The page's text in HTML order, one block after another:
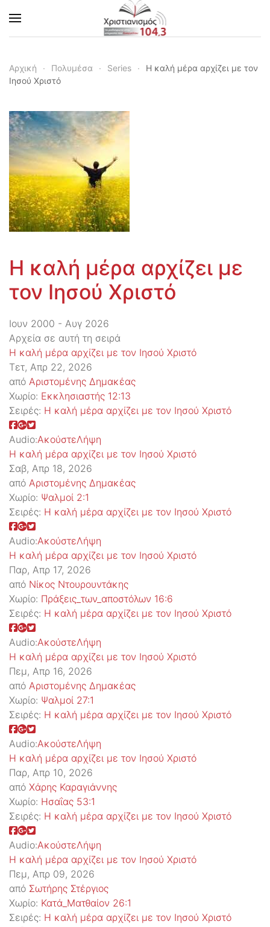
Skip to main content
Αρχική Πολυμέσα Series
Η καλή μέρα αρχίζει με τον
Ιησού Χριστό
Η καλή μέρα αρχίζει με
τον Ιησού Χριστό
Ιουν 2000 - Αυγ 2026
Αρχεία σε αυτή τη σειρά
Η καλή μέρα αρχίζει με τον Ιησού Χριστό
Τετ, Απρ 22, 2026
από Αριστομένης Δημακέας
Χωρίο: Εκκλησιαστής 12:13
Σειρές: Η καλή μέρα αρχίζει με τον Ιησού Χριστό
Audio:ΑκούστεΛήψη
Η καλή μέρα αρχίζει με τον Ιησού Χριστό
Σαβ, Απρ 18, 2026
από Αριστομένης Δημακέας
Χωρίο: Ψαλμοί 2:1
Σειρές: Η καλή μέρα αρχίζει με τον Ιησού Χριστό
Audio:ΑκούστεΛήψη
Η καλή μέρα αρχίζει με τον Ιησού Χριστό
Παρ, Απρ 17, 2026
από Νίκος Ντουρουντάκης
Χωρίο: Πράξεις_των_αποστόλων 16:6
Σειρές: Η καλή μέρα αρχίζει με τον Ιησού Χριστό
Audio:ΑκούστεΛήψη
Η καλή μέρα αρχίζει με τον Ιησού Χριστό
Πεμ, Απρ 16, 2026
από Αριστομένης Δημακέας
Χωρίο: Ψαλμοί 27:1
Σειρές: Η καλή μέρα αρχίζει με τον Ιησού Χριστό
Audio:ΑκούστεΛήψη
Η καλή μέρα αρχίζει με τον Ιησού Χριστό
Παρ, Απρ 10, 2026
από Χάρης Καραγιάννης
Χωρίο: Ησαΐας 53:1
Σειρές: Η καλή μέρα αρχίζει με τον Ιησού Χριστό
Audio:ΑκούστεΛήψη
Η καλή μέρα αρχίζει με τον Ιησού Χριστό
Πεμ, Απρ 09, 2026
από Σωτήρης Στέργιος
Χωρίο: Κατά_Ματθαίον 26:1
Σειρές: Η καλή μέρα αρχίζει με τον Ιησού Χριστό